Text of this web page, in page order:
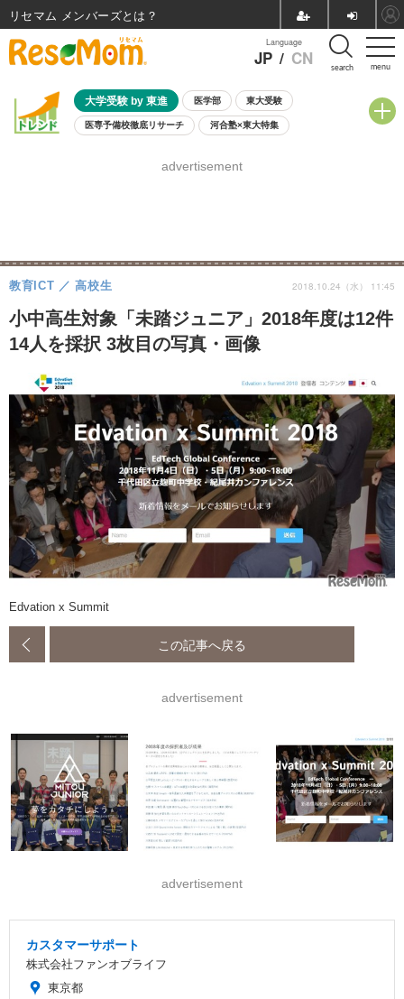
menu
Language
JP / CN search
大学受験 by 東進 医学部 東大受験
医専予備校徹底リサーチ 河合塾×東大特集
8月開催学校説明会・相談会
advertisement
小中高生対象「未踏ジュニア」2018年度は12件
14人を採択 3枚目の写真・画像
教育ICT 高校生 2018.10.24（水） 11:45
Edvation x Summit
この記事へ戻る
advertisement
advertisement
カスタマーサポート
株式会社ファンオブライフ
東京都
リセマム メンバーズ